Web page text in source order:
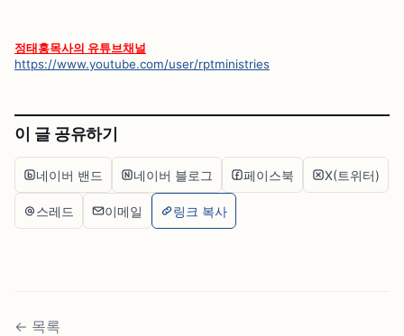
정태홍목사의 유튜브채널
https://www.youtube.com/user/rptministries
이 글 공유하기
네이버 밴드 네이버 블로그 페이스북 X(트위터)
스레드 이메일 링크 복사
← 목록